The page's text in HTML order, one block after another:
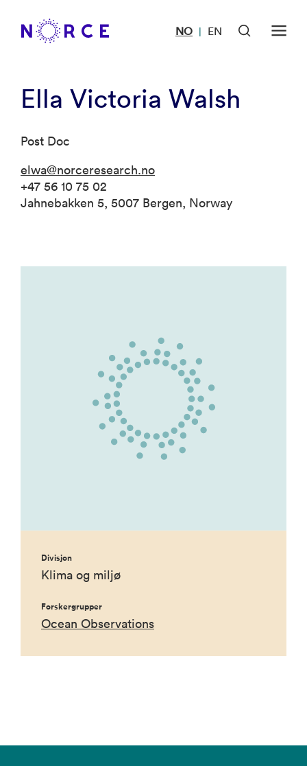
NO | EN
Ella Victoria Walsh
Post Doc
elwa@norceresearch.no
+47 56 10 75 02
Jahnebakken 5, 5007 Bergen, Norway
Divisjon
Klima og miljø
Forskergrupper
Ocean Observations